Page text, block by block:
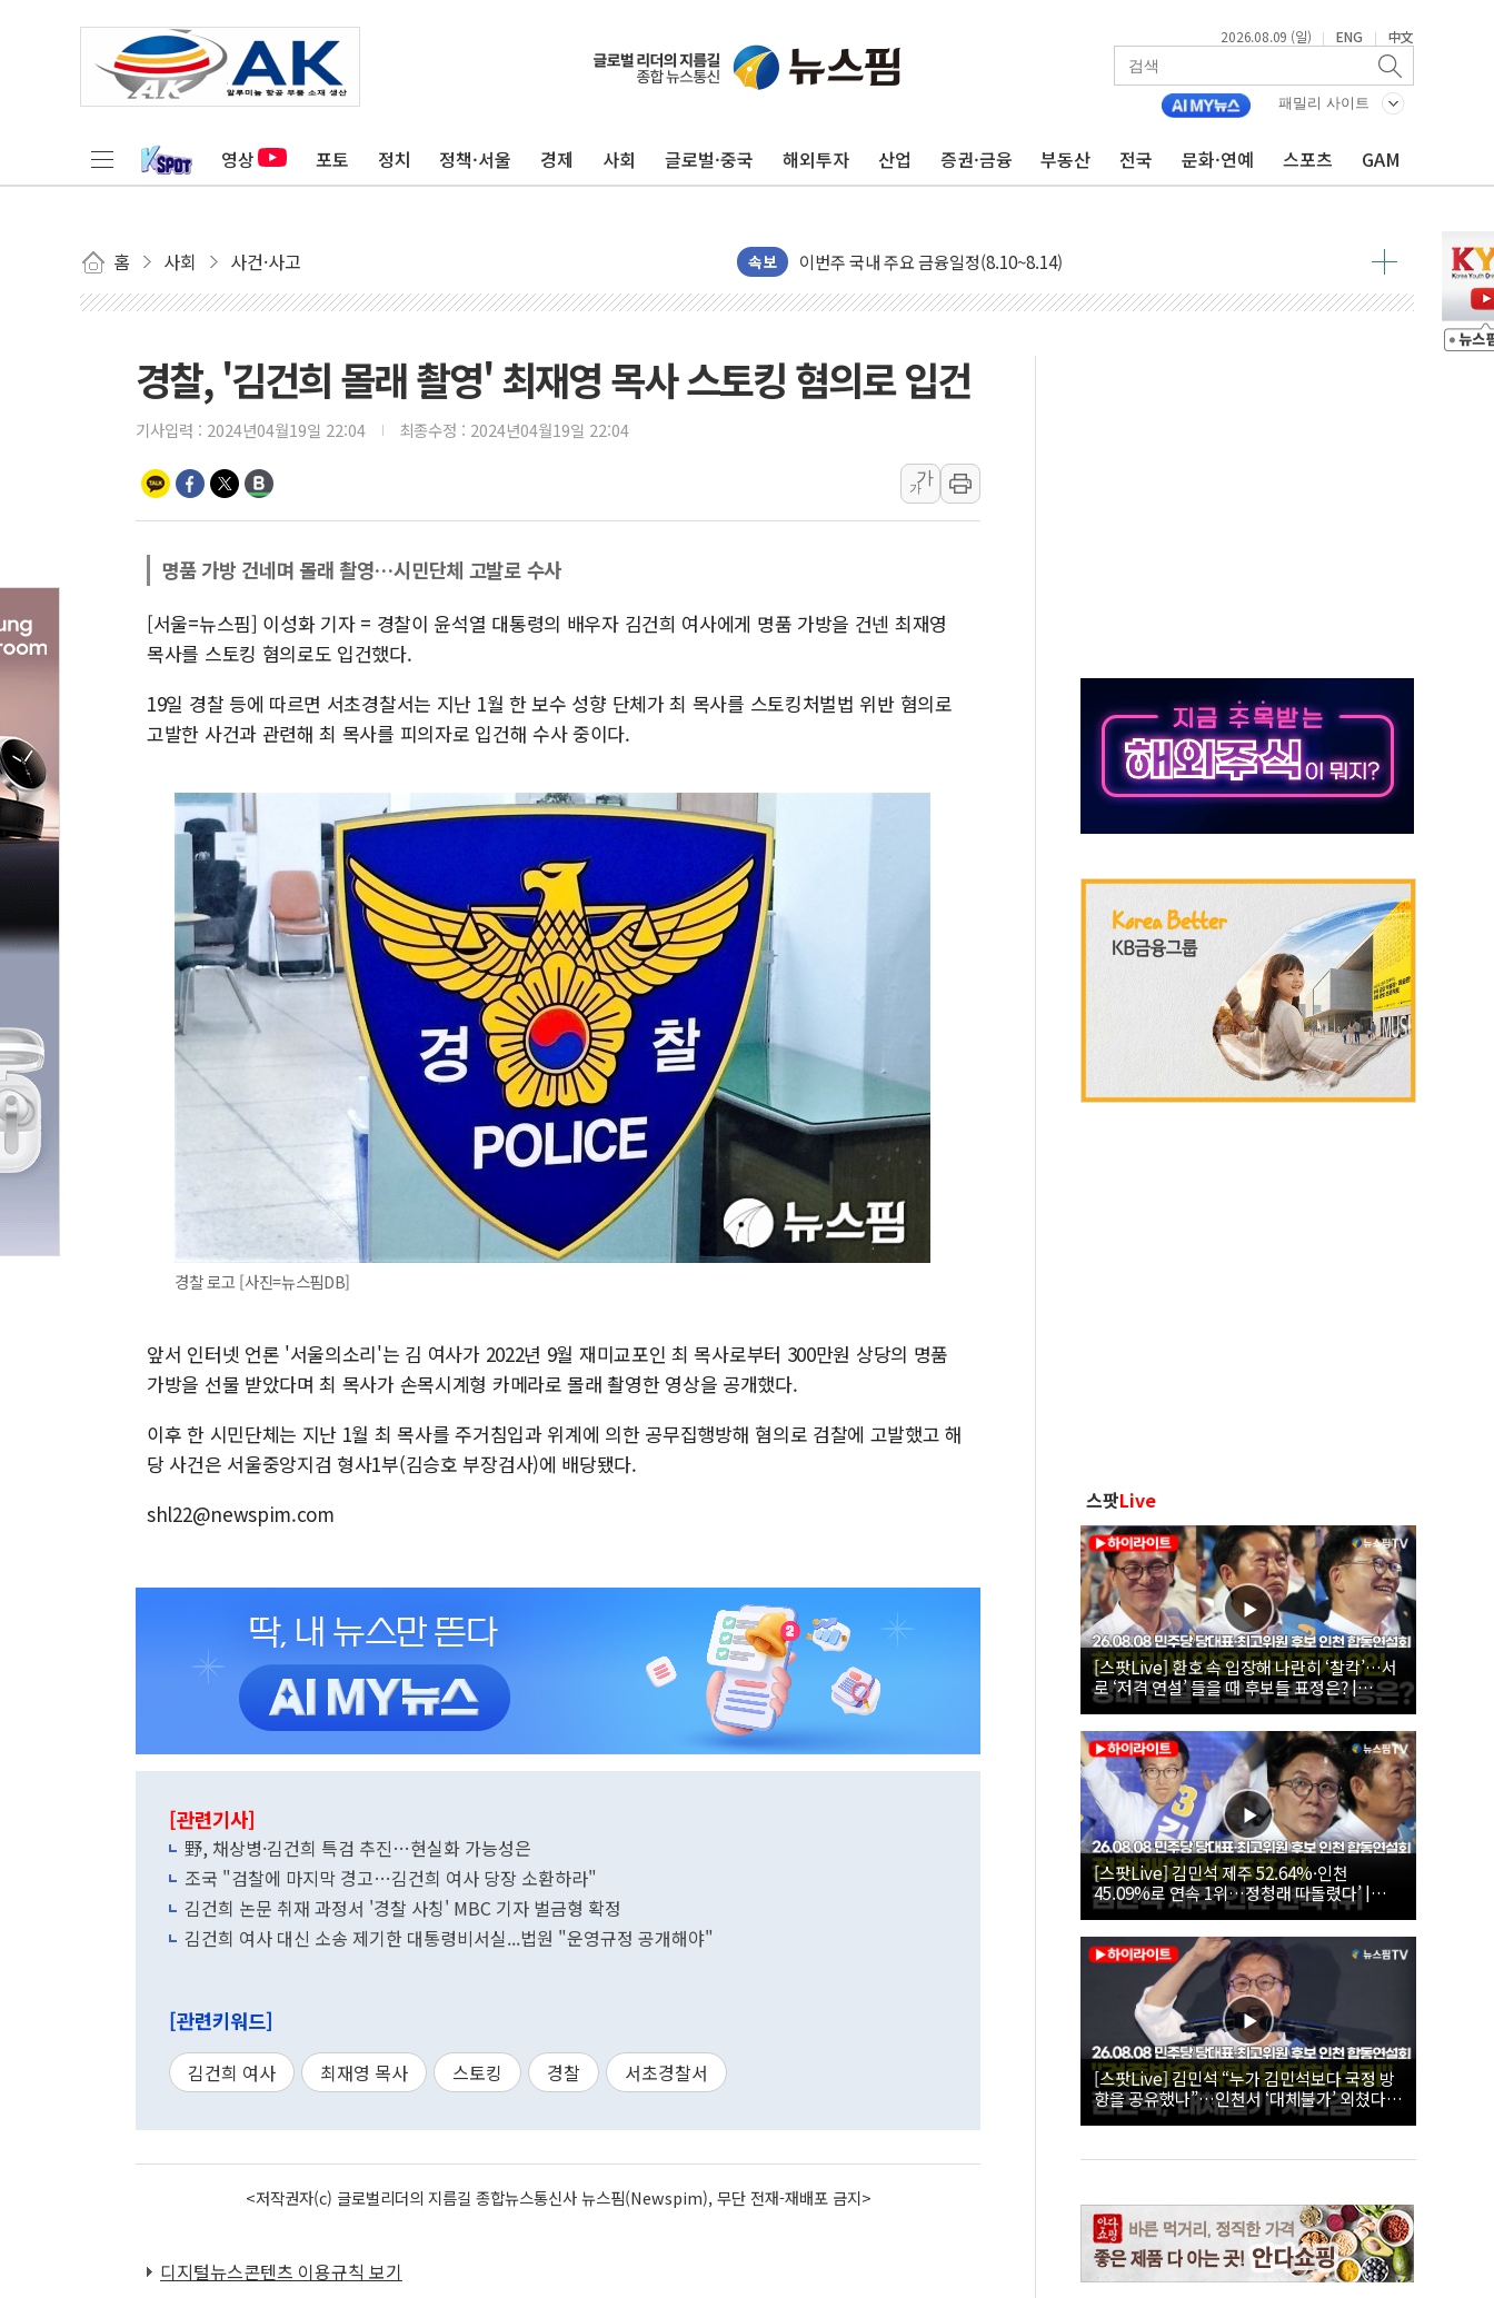
2026.08.09 (일) | ENG | 中文
패밀리 사이트
영상 포토 정치 정책·서울 경제 사회 글로벌·중국 해외투자 산업 증권·금융 부동산 전국 문화·연예 스포츠 GAM
홈 사회 사건·사고 속보
[종합] 김민석, 정청래에 '0.86%p' 차 재역전 성공...金 45.42% vs 鄭 44.56%
인천 합동연설회 나선 송영길·정청래·김민석 당대표 후보
김민석, 2주차 제주·인천 경선서 정청래에 승리...47.75% vs 42.08%
인사하는 김민석 당대표 후보
[속보] 민주, 제주·인천 경선 결과 발표...김민석 47.75% 정청래 42.08%
[속보] 민주, 제주 경선 결과 발표...김민석 52.64% 정청래 39.89% 송영길 7.47%
美, 이란전 출구전략 만지작…공습 한계·탄약 부족 현실화
폐기물 수거하다 참변…60대 환경미화원 수거차에 치여 사망
여수 오동도 인근 해상서 모터보트 전복…1명 사망·1명 실종
추미애, '위안부' 피해자 기림의 날 참석..."국제적 시민 연대로 목소리 내야"
'화합' 꺼낸 김민석에 '뻔뻔' 받아친 정청래…제주 연설서 신경전 고조
경찰, '김건희 몰래 촬영' 최재영 목사 스토킹 혐의로 입건
기사입력 : 2024년04월19일 22:04 최종수정 : 2024년04월19일 22:04
가
가
명품 가방 건네며 몰래 촬영…시민단체 고발로 수사
[서울=뉴스핌] 이성화 기자 = 경찰이 윤석열 대통령의 배우자 김건희 여사에게 명품 가방을 건넨 최재영
목사를 스토킹 혐의로도 입건했다.
19일 경찰 등에 따르면 서초경찰서는 지난 1월 한 보수 성향 단체가 최 목사를 스토킹처벌법 위반 혐의로
고발한 사건과 관련해 최 목사를 피의자로 입건해 수사 중이다.
경찰 로고 [사진=뉴스핌DB]
앞서 인터넷 언론 '서울의소리'는 김 여사가 2022년 9월 재미교포인 최 목사로부터 300만원 상당의 명품
가방을 선물 받았다며 최 목사가 손목시계형 카메라로 몰래 촬영한 영상을 공개했다.
이후 한 시민단체는 지난 1월 최 목사를 주거침입과 위계에 의한 공무집행방해 혐의로 검찰에 고발했고 해
당 사건은 서울중앙지검 형사1부(김승호 부장검사)에 배당됐다.
shl22@newspim.com
[관련기사]
野, 채상병·김건희 특검 추진…현실화 가능성은
조국 "검찰에 마지막 경고…김건희 여사 당장 소환하라"
김건희 논문 취재 과정서 '경찰 사칭' MBC 기자 벌금형 확정
김건희 여사 대신 소송 제기한 대통령비서실...법원 "운영규정 공개해야"
[관련키워드]
김건희 여사 최재영 목사 스토킹 경찰 서초경찰서
<저작권자(c) 글로벌리더의 지름길 종합뉴스통신사 뉴스핌(Newspim), 무단 전재-재배포 금지>
디지털뉴스콘텐츠 이용규칙 보기
스팟Live
[스팟Live] 환호 속 입장해 나란히 ‘찰칵’…서
로 ‘저격 연설’ 들을 때 후보들 표정은? |
26.08.08 더불어민주당 당대표·최고위원 후
보 인천 합동연설회
[스팟Live] 김민석 제주 52.64%·인천
45.09%로 연속 1위…정청래 따돌렸다’ |
26.08.08 더불어민주당 당대표·최고위원 후
보 인천 합동연설회
[스팟Live] 김민석 “누가 김민석보다 국정 방
향을 공유했나”…인천서 ‘대체불가’ 외쳤다 |
26.08.08 더불어민주당 당대표·최고위원 후